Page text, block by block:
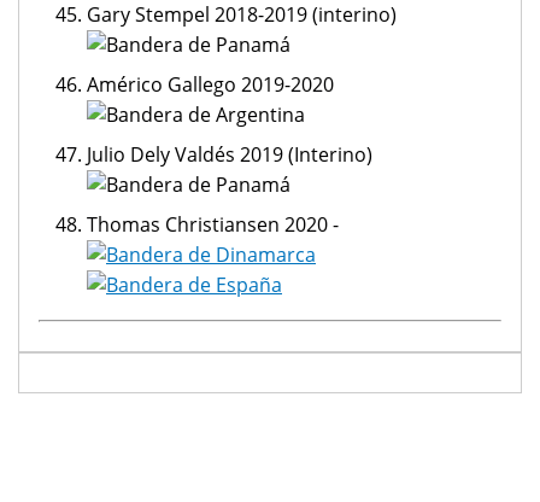
Gary Stempel 2018-2019 (interino)
Américo Gallego 2019-2020
Julio Dely Valdés 2019 (Interino)
Thomas Christiansen 2020 -